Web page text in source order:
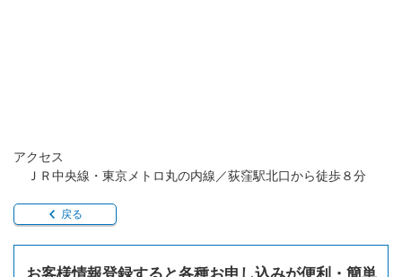
アクセス
ＪＲ中央線・東京メトロ丸の内線／荻窪駅北口から徒歩８分
戻る